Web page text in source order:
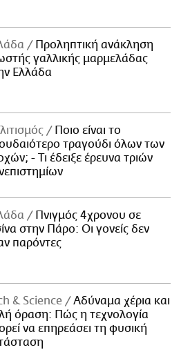
Προληπτική ανάκληση
γαλλικής μαρμελάδας
Ελλάδα
Ποιο είναι το
τραγούδι όλων των
- Τι έδειξε έρευνα τριών
Πνιγμός 4χρονου σε
στην Πάρο: Οι γονείς δεν
παρόντες
& Science
Αδύναμα χέρια και
όραση: Πώς η τεχνολογία
να επηρεάσει τη φυσική